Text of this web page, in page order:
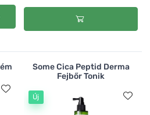
Some Cica Peptid Derma
Fejbőr Tonik
Új